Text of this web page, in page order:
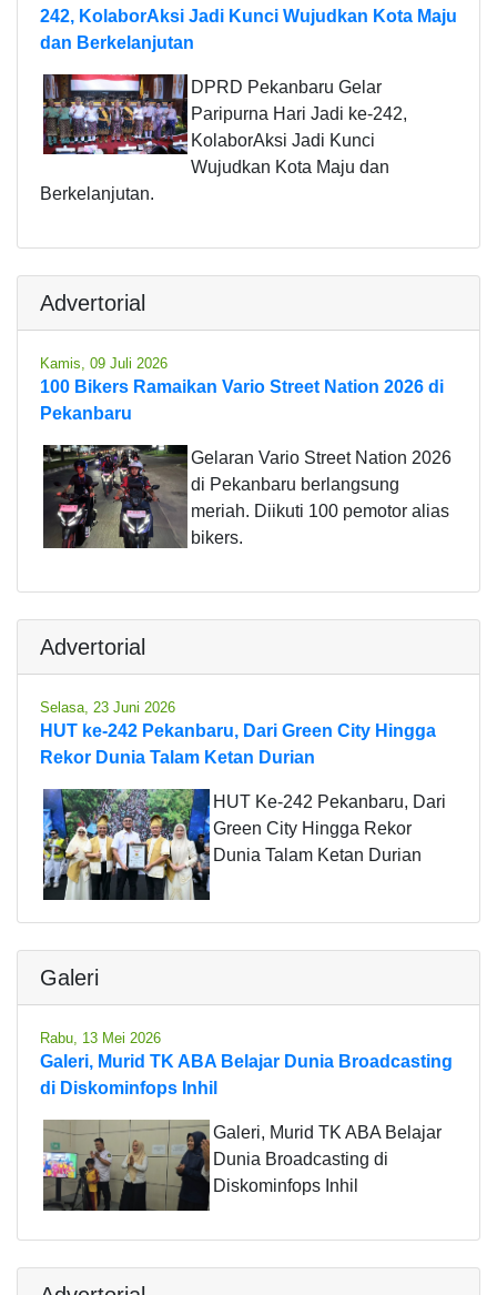
242, KolaborAksi Jadi Kunci Wujudkan Kota Maju
dan Berkelanjutan
DPRD Pekanbaru Gelar
Paripurna Hari Jadi ke-242,
KolaborAksi Jadi Kunci
Wujudkan Kota Maju dan
Berkelanjutan.
Advertorial
Kamis, 09 Juli 2026
100 Bikers Ramaikan Vario Street Nation 2026 di
Pekanbaru
Gelaran Vario Street Nation 2026
di Pekanbaru berlangsung
meriah. Diikuti 100 pemotor alias
bikers.
Advertorial
Selasa, 23 Juni 2026
HUT ke-242 Pekanbaru, Dari Green City Hingga
Rekor Dunia Talam Ketan Durian
HUT Ke-242 Pekanbaru, Dari
Green City Hingga Rekor
Dunia Talam Ketan Durian
Galeri
Rabu, 13 Mei 2026
Galeri, Murid TK ABA Belajar Dunia Broadcasting
di Diskominfops Inhil
Galeri, Murid TK ABA Belajar
Dunia Broadcasting di
Diskominfops Inhil